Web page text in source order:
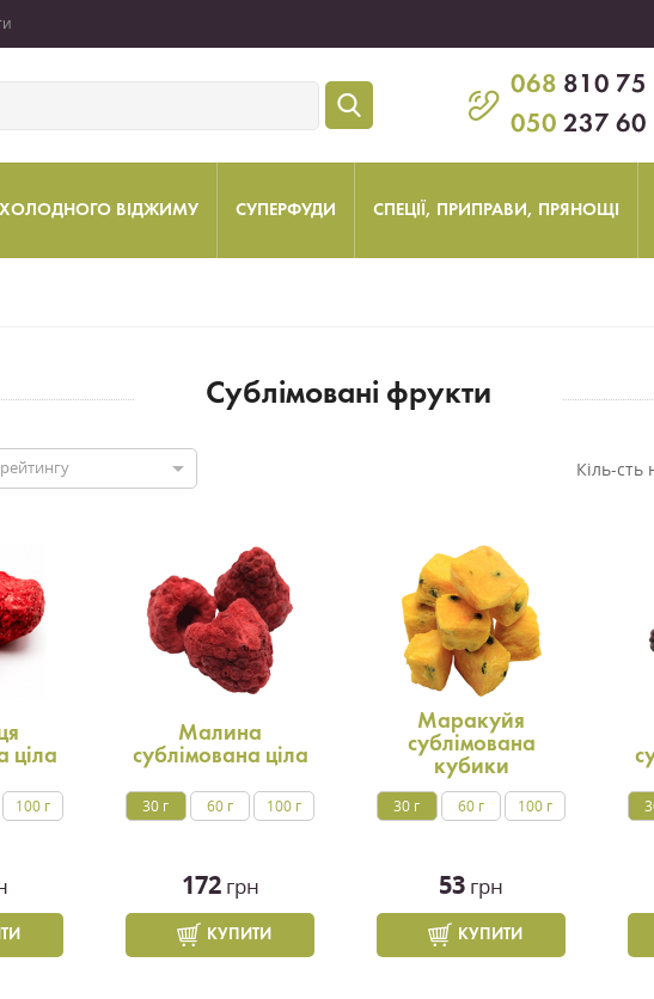
068 810 75
050 237 60
ХОЛОДНОГО ВІДЖИМУ СУПЕРФУДИ СПЕЦІЇ, ПРИПРАВИ, ПРЯНОЩІ
Сублімовані фрукти
Кіль-сть
ціла
100 г
Малина
сублімована ціла
30 г 60 г 100 г
172 грн
КУПИТИ
Маракуйя
сублімована
кубики
30 г 60 г 100 г
53 грн
КУПИТИ